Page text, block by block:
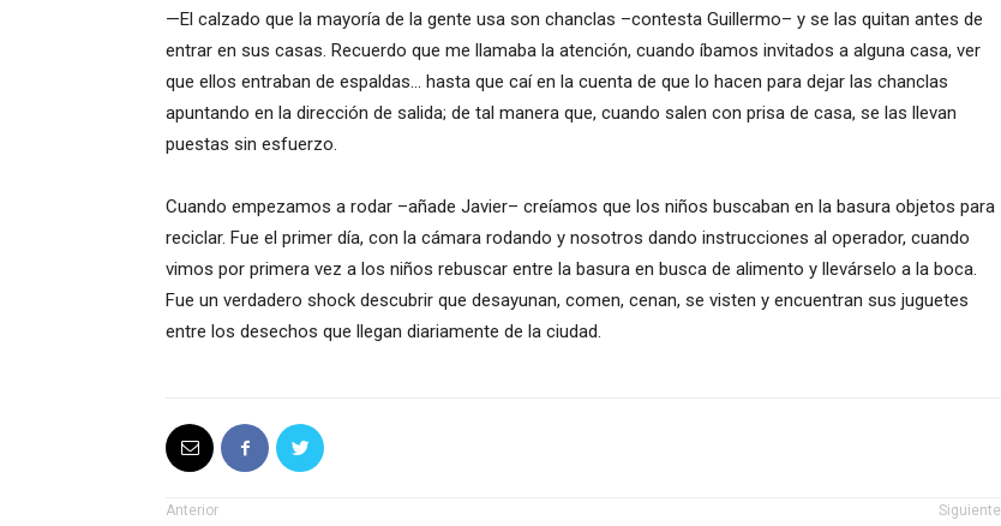
—El calzado que la mayoría de la gente usa son chanclas –contesta Guillermo– y se las quitan antes de
entrar en sus casas. Recuerdo que me llamaba la atención, cuando íbamos invitados a alguna casa, ver
que ellos entraban de espaldas… hasta que caí en la cuenta de que lo hacen para dejar las chanclas
apuntando en la dirección de salida; de tal manera que, cuando salen con prisa de casa, se las llevan
puestas sin esfuerzo.
Cuando empezamos a rodar –añade Javier– creíamos que los niños buscaban en la basura objetos para
reciclar. Fue el primer día, con la cámara rodando y nosotros dando instrucciones al operador, cuando
vimos por primera vez a los niños rebuscar entre la basura en busca de alimento y llevárselo a la boca.
Fue un verdadero shock descubrir que desayunan, comen, cenan, se visten y encuentran sus juguetes
entre los desechos que llegan diariamente de la ciudad.
Anterior Siguiente